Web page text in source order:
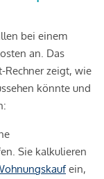
bei einem
an. Das
Rechner zeigt, wie
könnte und
Sie kalkulieren
ein,